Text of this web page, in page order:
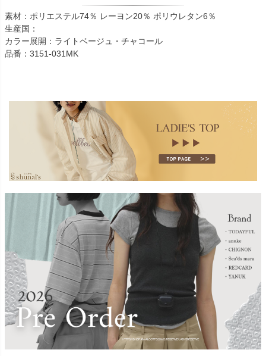
素材：ポリエステル74％ レーヨン20％ ポリウレタン6％
生産国：
カラー展開：ライトベージュ・チャコール
品番：3151-031MK